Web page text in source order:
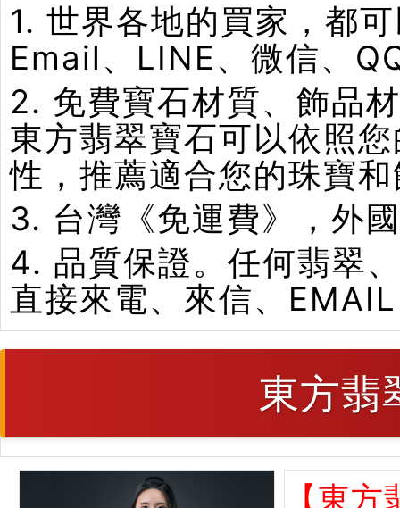
1. 世界各地的買家，都
Email、LINE、微信、
2. 免費寶石材質、飾品
東方翡翠寶石可以依照
性，推薦適合您的珠寶
3. 台灣《免運費》，外
4. 品質保證。任何翡翠
直接來電、來信、
東方翡
【東